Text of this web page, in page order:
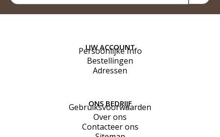
UW ACCOUNT
Persoonlijke Info
Bestellingen
Adressen
ONS BEDRIJF
Gebruiksvoorwaarden
Over ons
Contacteer ons